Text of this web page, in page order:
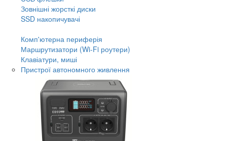
Зовнішні жорсткі диски
SSD накопичувачі
Комп'ютерна периферія
Маршрутизатори (Wi-Fi роутери)
Клавіатури, миші
Пристрої автономного живлення